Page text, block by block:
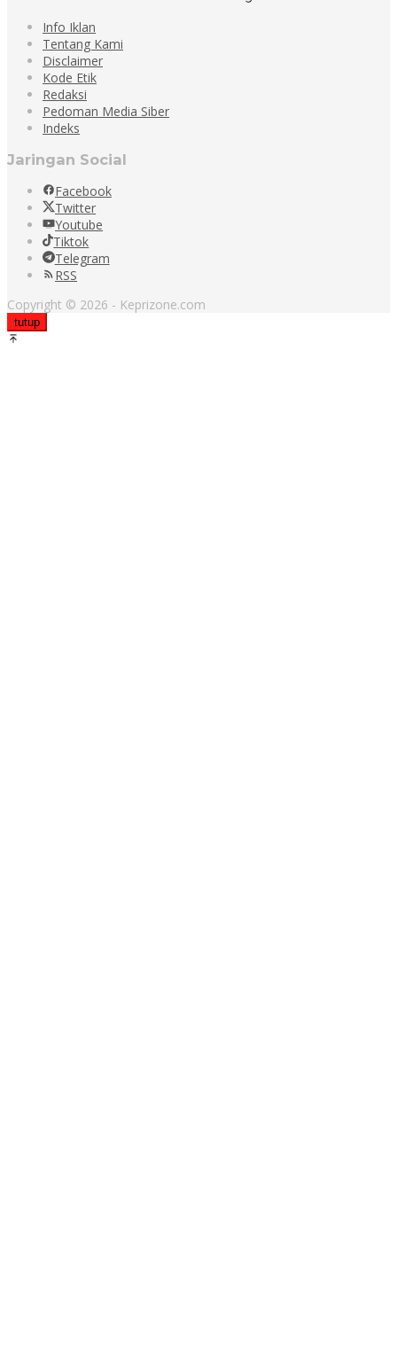
Info Iklan
Tentang Kami
Disclaimer
Kode Etik
Redaksi
Pedoman Media Siber
Indeks
Jaringan Social
Facebook
Twitter
Youtube
Tiktok
Telegram
RSS
Copyright © 2026 - Keprizone.com
tutup